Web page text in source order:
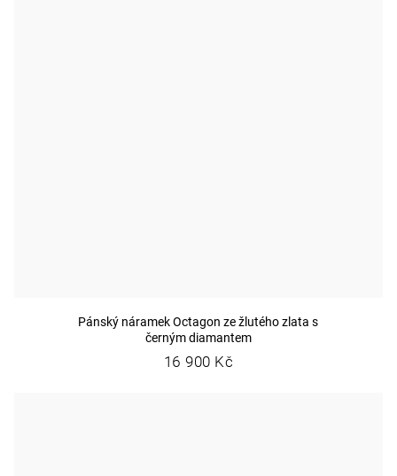
Pánský náramek Octagon ze žlutého zlata s
černým diamantem
16 900 Kč